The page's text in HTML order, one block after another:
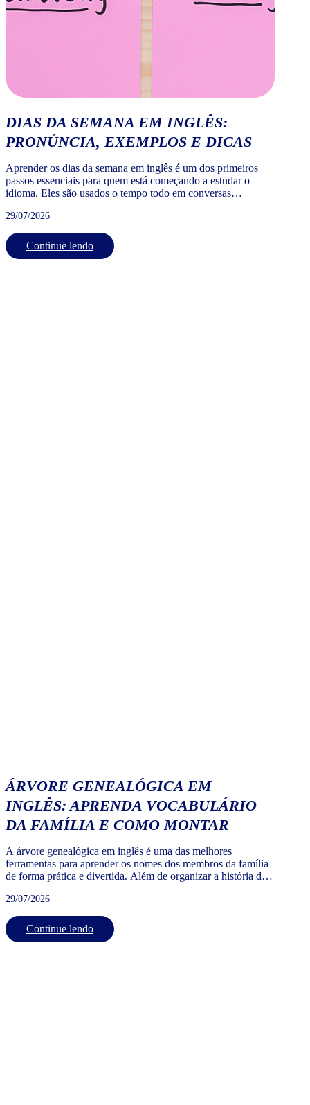
DIAS DA SEMANA EM INGLÊS:
PRONÚNCIA, EXEMPLOS E DICAS
Aprender os dias da semana em inglês é um dos primeiros
passos essenciais para quem está começando a estudar o
idioma. Eles são usados o tempo todo em conversas
em mensagens simples. Dominar os dias da semana em
inglês com tradução, pronúncia e uso correto vai te […]
29/07/2026
Continue lendo
ÁRVORE GENEALÓGICA EM
INGLÊS: APRENDA VOCABULÁRIO
DA FAMÍLIA E COMO MONTAR
A árvore genealógica em inglês é uma das melhores
ferramentas para aprender os nomes dos membros da família
de forma prática e divertida. Além de organizar a história da
conversas cotidianas, viagens, intercâmbios e até bate-papos
informais. Na Wizard, usamos a árvore genealógica da
família […]
29/07/2026
Continue lendo